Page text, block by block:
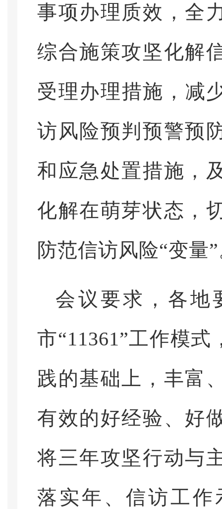
事项办理质效，全
综合施策攻坚化解
受理办理措施，减
访风险预判预警预
和应急处置措施，
化解在萌芽状态，
防范信访风险“变量
会议要求，各地
市“11361”工作模
践的基础上，丰富
有效的好经验、好
将三年攻坚行动与
落实年、信访工